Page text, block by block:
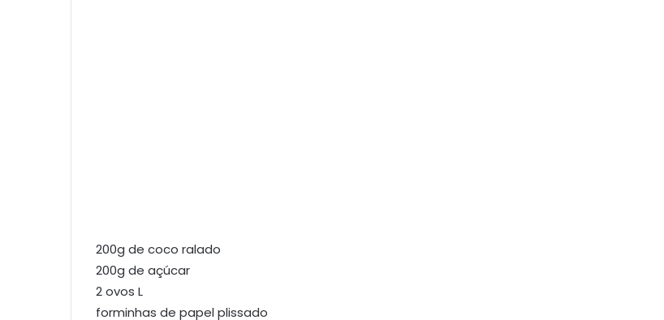
200g de coco ralado
200g de açúcar
2 ovos L
forminhas de papel plissado